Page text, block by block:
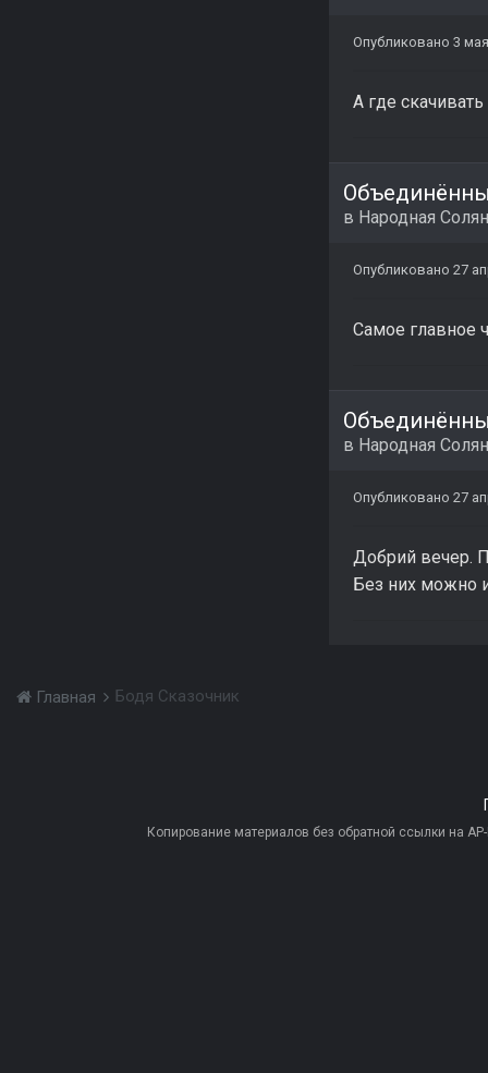
Опубликовано 3
А где
в Народная
Опубликовано 27
Самое главное
в Народная
Опубликовано 27
Добрий вечер.
Без них можно
Главная Бодя Сказочник
Копирование материалов без обратной ссылки на